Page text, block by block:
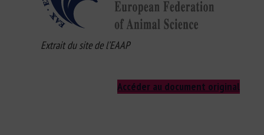
Extrait du site de l’EAAP
Accéder au document original